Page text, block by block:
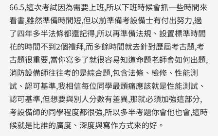
66.5,這次考試因為需要上班,所以下班時候會抓一些時間來
看書,雖然準備時間短,但以前準備考設備士有付出努力,過
了四年多半法條都還記得,所以再準備法規、設置標準時間
花的時間不到2個禮拜,而多餘時間就去針對歷屆考古題,考
古題很重要,當你寫多了就很容易知道命題老師會如何出題,
消防設備師往往考的是綜合題,包含法條、檢修、性能測
試、認可基準,我相信每位同學最頭痛應該就是性能測試、
認可基準,但想要與別人分數有差異,那就必須加強這部分,
考設備師的同學程度都很強,所以多半考題你會他也會,這時
候就是比誰的廣度、深度與寫作方式來的好。